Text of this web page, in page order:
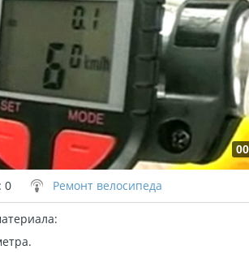
: 0 Ремонт велосипеда
: